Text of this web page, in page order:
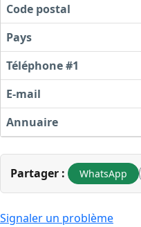
Code postal
Pays
Téléphone #1
E-mail
Annuaire
Partager : WhatsApp
Signaler un problème